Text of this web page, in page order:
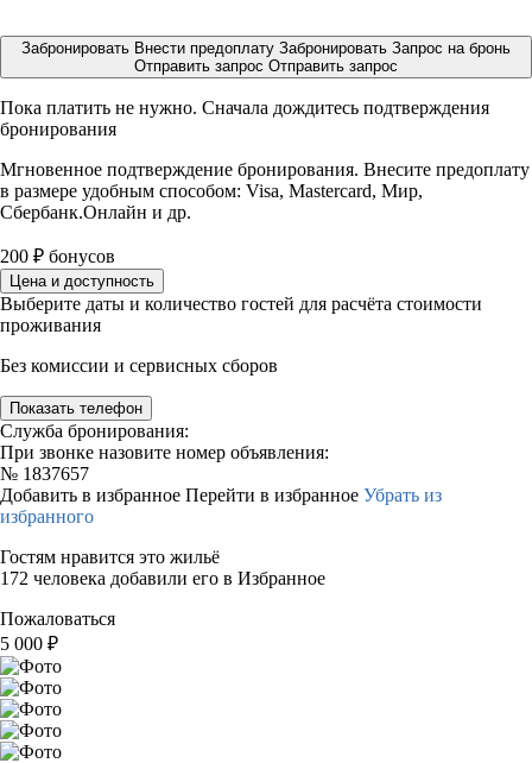
Забронировать Внести предоплату Забронировать Запрос на бронь
Отправить запрос Отправить запрос
Пока платить не нужно. Сначала дождитесь подтверждения
бронирования
Мгновенное подтверждение бронирования. Внесите предоплату
в размере удобным способом: Visa, Mastercard, Мир,
Сбербанк.Онлайн и др.
200 ₽ бонусов
Цена и доступность
Выберите даты и количество гостей для расчёта стоимости
проживания
Без комиссии и сервисных сборов
Показать телефон
Служба бронирования:
При звонке назовите номер объявления:
№ 1837657
Добавить в избранное Перейти в избранное Убрать из
избранного
Гостям нравится это жильё
172 человека добавили его в Избранное
Пожаловаться
5 000 ₽